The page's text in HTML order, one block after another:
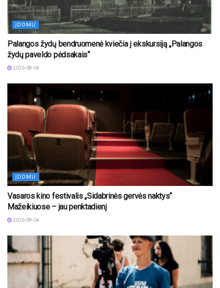
ĮDOMU
Palangos žydų bendruomenė kviečia į ekskursiją „Palangos
žydų paveldo pėdsakais“
2026-08-04
ĮDOMU
Vasaros kino festivalis „Sidabrinės gervės naktys“
Mažeikiuose – jau penktadienį
2026-08-04